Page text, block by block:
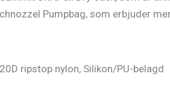
Pumpbag, som erbjuder
ripstop nylon, Silikon/PU-belagd